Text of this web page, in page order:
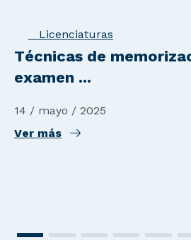
Licenciaturas
Técnicas de
examen ...
14 / mayo / 2025
Ver más